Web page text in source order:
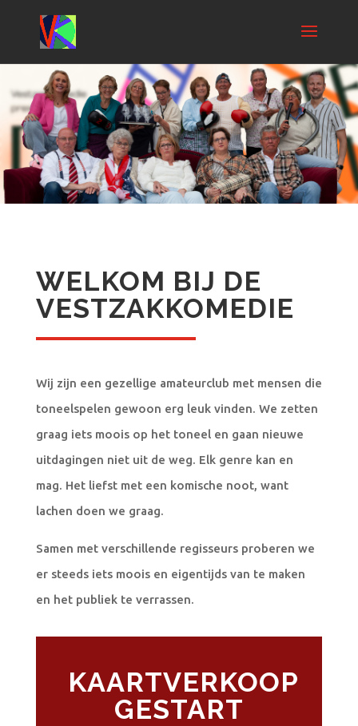
WELKOM BIJ DE
VESTZAKKOMEDIE
Wij zijn een gezellige amateurclub met mensen die
toneelspelen gewoon erg leuk vinden. We zetten
graag iets moois op het toneel en gaan nieuwe
uitdagingen niet uit de weg. Elk genre kan en
mag. Het liefst met een komische noot, want
lachen doen we graag.
Samen met verschillende regisseurs proberen we
er steeds iets moois en eigentijds van te maken
en het publiek te verrassen.
KAARTVERKOOP
GESTART